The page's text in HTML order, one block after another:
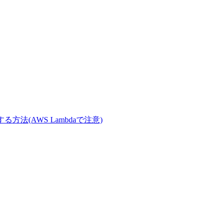
る方法(AWS Lambdaで注意)